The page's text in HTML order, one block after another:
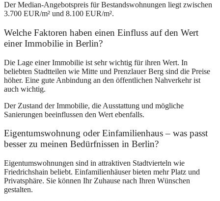
Der Median-Angebotspreis für Bestandswohnungen liegt zwischen
3.700 EUR/m² und 8.100 EUR/m².
Welche Faktoren haben einen Einfluss auf den Wert
einer Immobilie in Berlin?
Die Lage einer Immobilie ist sehr wichtig für ihren Wert. In
beliebten Stadtteilen wie Mitte und Prenzlauer Berg sind die Preise
höher. Eine gute Anbindung an den öffentlichen Nahverkehr ist
auch wichtig.
Der Zustand der Immobilie, die Ausstattung und mögliche
Sanierungen beeinflussen den Wert ebenfalls.
Eigentumswohnung oder Einfamilienhaus – was passt
besser zu meinen Bedürfnissen in Berlin?
Eigentumswohnungen sind in attraktiven Stadtvierteln wie
Friedrichshain beliebt. Einfamilienhäuser bieten mehr Platz und
Privatsphäre. Sie können Ihr Zuhause nach Ihren Wünschen
gestalten.